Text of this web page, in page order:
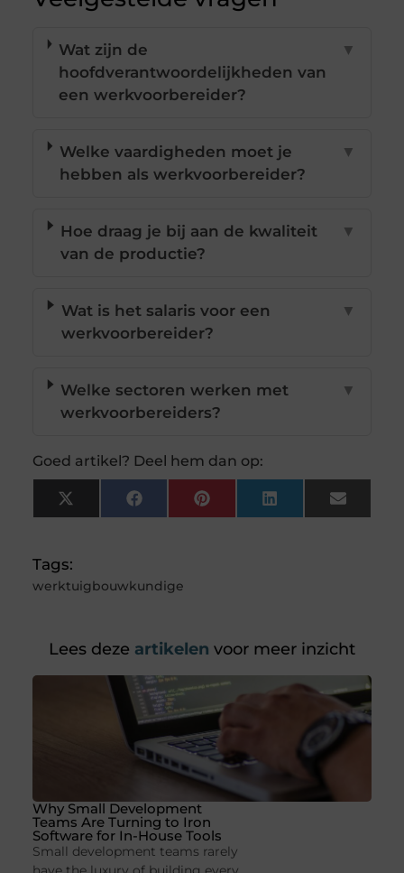
Wat zijn de
hoofdverantwoordelijkheden van
een werkvoorbereider?
▼
Welke vaardigheden moet je
hebben als werkvoorbereider?
▼
Hoe draag je bij aan de kwaliteit
van de productie?
▼
Wat is het salaris voor een
werkvoorbereider?
▼
Welke sectoren werken met
werkvoorbereiders?
▼
Goed artikel? Deel hem dan op:
X
(Twitter)
FacebookPinterestLinkedInEmail
Tags:
werktuigbouwkundige
Lees deze artikelen voor meer inzicht
Why Small Development
Teams Are Turning to Iron
Software for In-House Tools
Small development teams rarely